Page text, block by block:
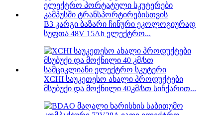
B3 კარგი ბაზარი ჩინური ეკოლოგიურად
სუფთა 48V 15Ah ელექტრო...
XCHI საუკეთესო ახალი პროდუქტები
მსუბუქი და მოქნილი 40კმ/სთ სიჩქარით...